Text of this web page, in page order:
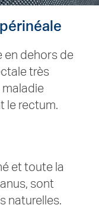
en dehors de
très
maladie
le rectum.
et toute la
sont
naturelles.